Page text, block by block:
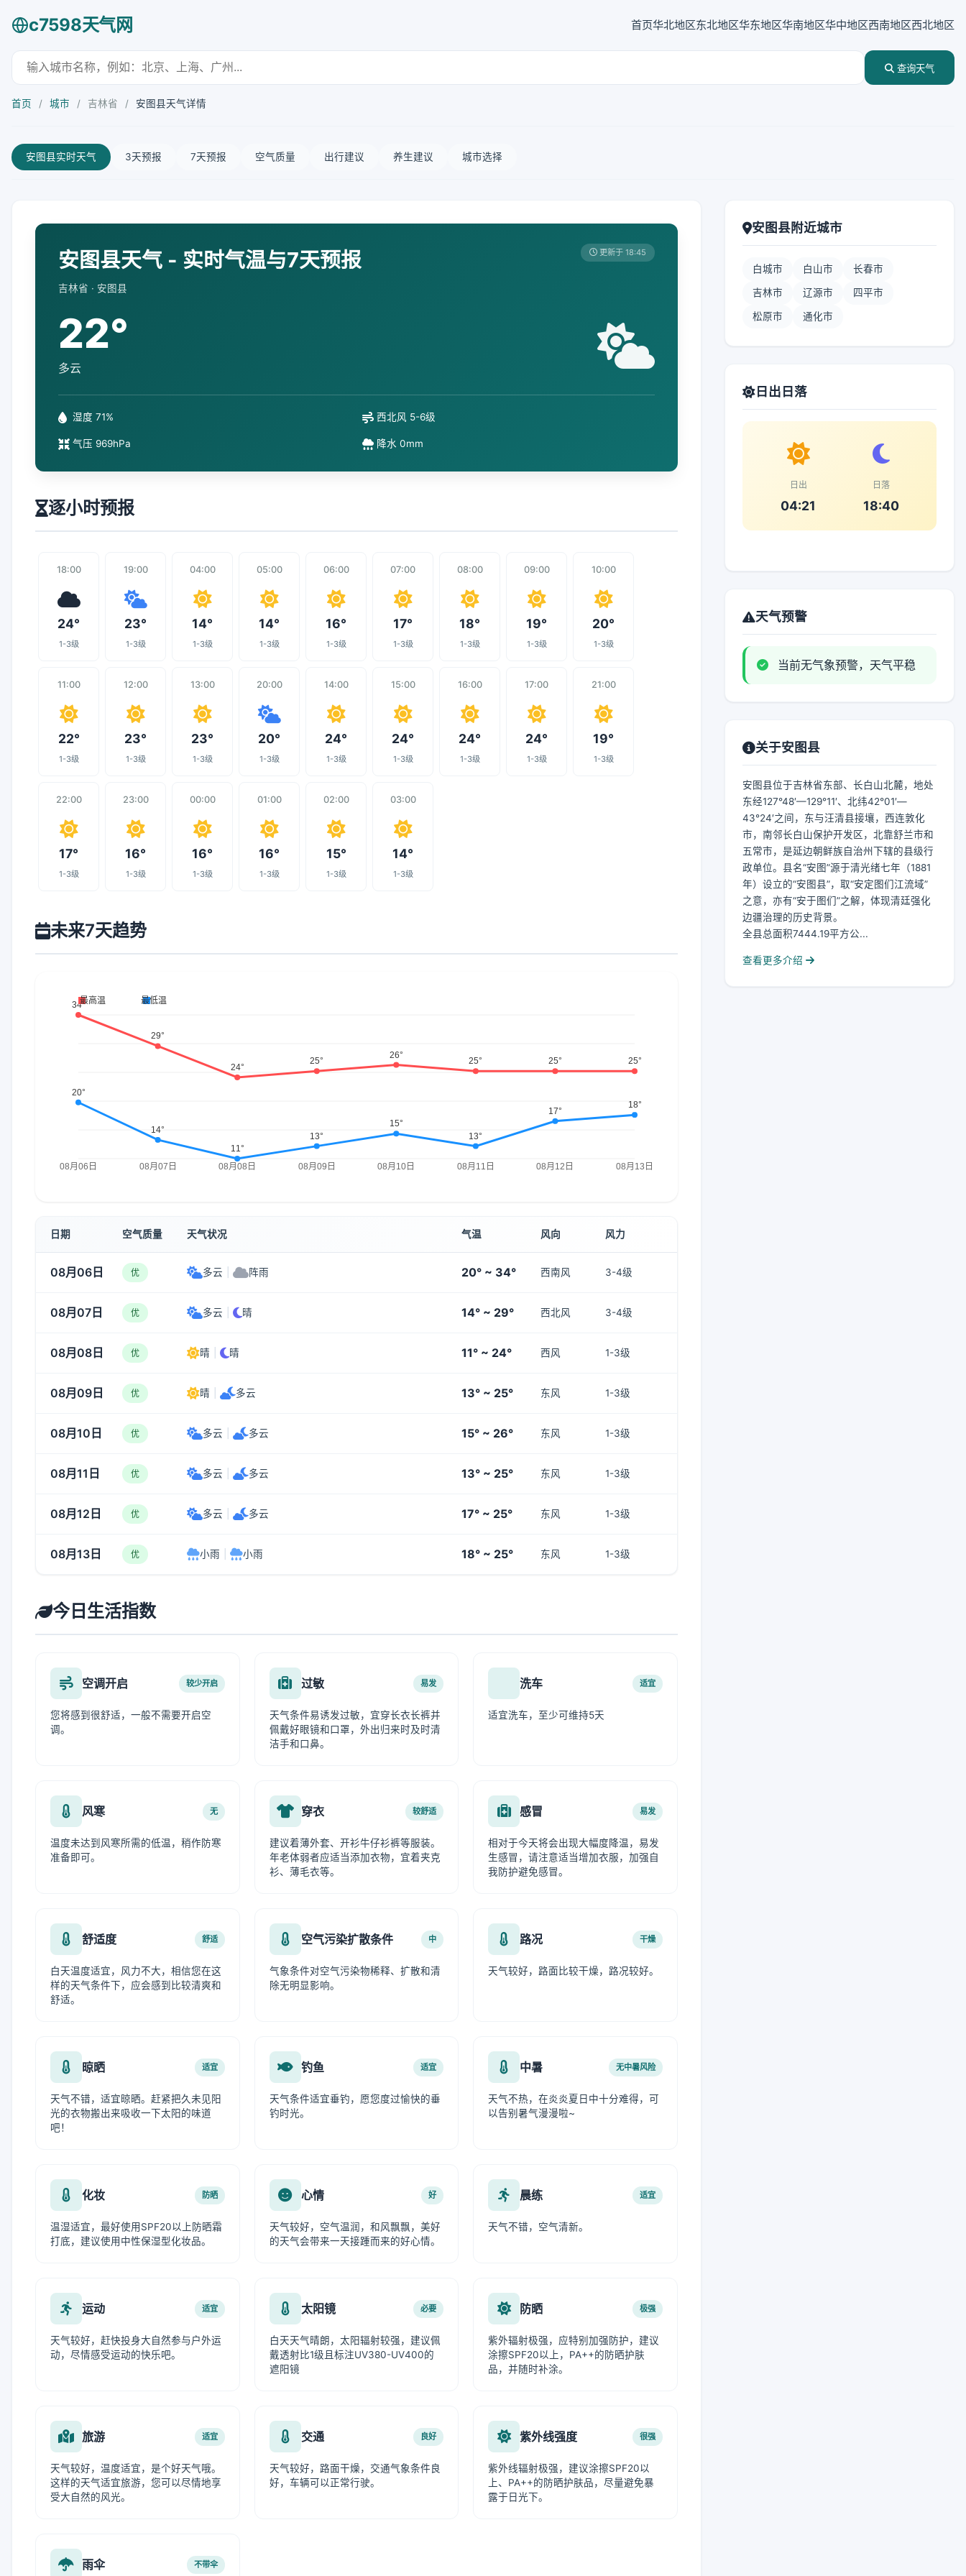
c7598天气网 首页华北地区东北地区华东地区华南地区华中地区西南地区西北地区
查询天气
首页 / 城市 / 吉林省 / 安图县天气详情
安图县实时天气 3天预报 7天预报 空气质量 出行建议 养生建议 城市选择
安图县天气 - 实时气温与7天预报
吉林省 · 安图县
更新于 18:45
22°
多云
湿度 71% 西北风 5-6级
气压 969hPa 降水 0mm
逐小时预报
18:00
24°
1-3级
19:00
23°
1-3级
04:00
14°
1-3级
05:00
14°
1-3级
06:00
16°
1-3级
07:00
17°
1-3级
08:00
18°
1-3级
09:00
19°
1-3级
10:00
20°
1-3级
11:00
22°
1-3级
12:00
23°
1-3级
13:00
23°
1-3级
20:00
20°
1-3级
14:00
24°
1-3级
15:00
24°
1-3级
16:00
24°
1-3级
17:00
24°
1-3级
21:00
19°
1-3级
22:00
17°
1-3级
23:00
16°
1-3级
00:00
16°
1-3级
01:00
16°
1-3级
02:00
15°
1-3级
03:00
14°
1-3级
未来7天趋势
日期 空气质量 天气状况 气温 风向 风力
08月06日 优 多云 阵雨 20° ~ 34° 西南风 3-4级
08月07日 优 多云 晴 14° ~ 29° 西北风 3-4级
08月08日 优 晴 晴 11° ~ 24° 西风 1-3级
08月09日 优 晴 多云 13° ~ 25° 东风 1-3级
08月10日 优 多云 多云 15° ~ 26° 东风 1-3级
08月11日 优 多云 多云 13° ~ 25° 东风 1-3级
08月12日 优 多云 多云 17° ~ 25° 东风 1-3级
08月13日 优 小雨 小雨 18° ~ 25° 东风 1-3级
今日生活指数
空调开启 较少开启
您将感到很舒适，一般不需要开启空
调。
过敏 易发
天气条件易诱发过敏，宜穿长衣长裤并
佩戴好眼镜和口罩，外出归来时及时清
洁手和口鼻。
洗车 适宜
适宜洗车，至少可维持5天
风寒 无
温度未达到风寒所需的低温，稍作防寒
准备即可。
穿衣 较舒适
建议着薄外套、开衫牛仔衫裤等服装。
年老体弱者应适当添加衣物，宜着夹克
衫、薄毛衣等。
感冒 易发
相对于今天将会出现大幅度降温，易发
生感冒，请注意适当增加衣服，加强自
我防护避免感冒。
舒适度 舒适
白天温度适宜，风力不大，相信您在这
样的天气条件下，应会感到比较清爽和
舒适。
空气污染扩散条件 中
气象条件对空气污染物稀释、扩散和清
除无明显影响。
路况 干燥
天气较好，路面比较干燥，路况较好。
晾晒 适宜
天气不错，适宜晾晒。赶紧把久未见阳
光的衣物搬出来吸收一下太阳的味道
吧！
钓鱼 适宜
天气条件适宜垂钓，愿您度过愉快的垂
钓时光。
中暑 无中暑风险
天气不热，在炎炎夏日中十分难得，可
以告别暑气漫漫啦~
化妆 防晒
温湿适宜，最好使用SPF20以上防晒霜
打底，建议使用中性保湿型化妆品。
心情 好
天气较好，空气温润，和风飘飘，美好
的天气会带来一天接踵而来的好心情。
晨练 适宜
天气不错，空气清新。
运动 适宜
天气较好，赶快投身大自然参与户外运
动，尽情感受运动的快乐吧。
太阳镜 必要
白天天气晴朗，太阳辐射较强，建议佩
戴透射比1级且标注UV380-UV400的
遮阳镜
防晒 极强
紫外辐射极强，应特别加强防护，建议
涂擦SPF20以上，PA++的防晒护肤
品，并随时补涂。
旅游 适宜
天气较好，温度适宜，是个好天气哦。
这样的天气适宜旅游，您可以尽情地享
受大自然的风光。
交通 良好
天气较好，路面干燥，交通气象条件良
好，车辆可以正常行驶。
紫外线强度 很强
紫外线辐射极强，建议涂擦SPF20以
上、PA++的防晒护肤品，尽量避免暴
露于日光下。
雨伞 不带伞
安图县附近城市
白城市 白山市 长春市
吉林市 辽源市 四平市
松原市 通化市
日出日落
日出
04:21
日落
18:40
天气预警
当前无气象预警，天气平稳
关于安图县
安图县位于吉林省东部、长白山北麓，地处
东经127°48′—129°11′、北纬42°01′—
43°24′之间，东与汪清县接壤，西连敦化
市，南邻长白山保护开发区，北靠舒兰市和
五常市，是延边朝鲜族自治州下辖的县级行
政单位。县名“安图”源于清光绪七年（1881
年）设立的“安图县”，取“安定图们江流域”
之意，亦有“安于图们”之解，体现清廷强化
边疆治理的历史背景。
全县总面积7444.19平方公...
查看更多介绍